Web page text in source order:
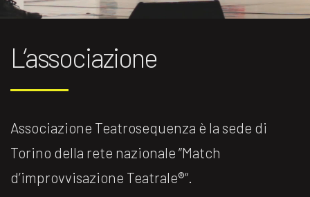
L’associazione
Associazione Teatrosequenza è la sede di
Torino della rete nazionale ”Match
d’improvvisazione Teatrale®️“.